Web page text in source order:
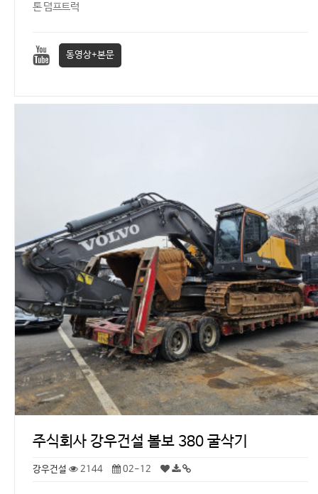
톤 덤프트럭
동영상+본문
주식회사 강우건설 볼보 380 굴삭기
강우건설 2144 02-12